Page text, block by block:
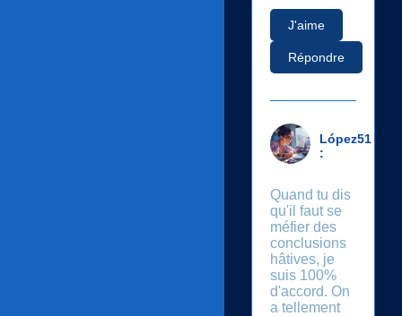
J'aime
Répondre
López51
:
Quand tu dis
qu'il faut se
méfier des
conclusions
hâtives, je
suis 100%
d'accord. On
a tellement